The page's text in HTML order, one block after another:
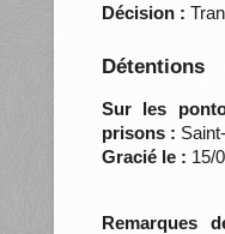
Décision :
Détentions
Sur les
prisons :
Gracié le : 15/
Remarques